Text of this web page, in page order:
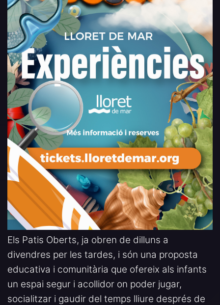
Els Patis Oberts, ja obren de dilluns a
divendres per les tardes, i són una proposta
educativa i comunitària que ofereix als infants
un espai segur i acollidor on poder jugar,
socialitzar i gaudir del temps lliure després de